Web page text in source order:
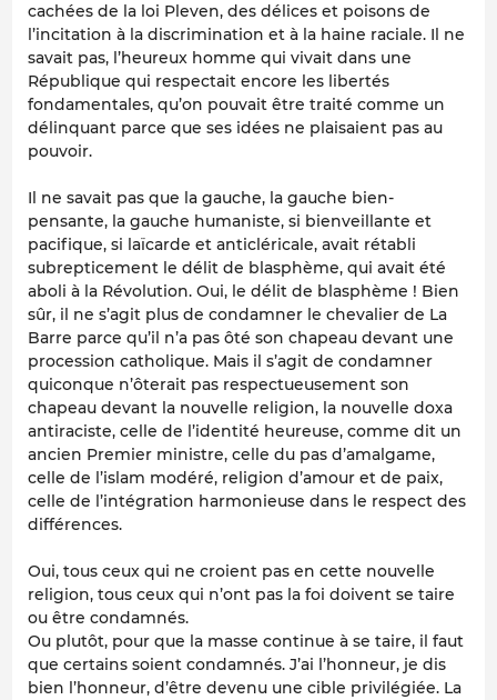
cachées de la loi Pleven, des délices et poisons de
l’incitation à la discrimination et à la haine raciale. Il ne
savait pas, l’heureux homme qui vivait dans une
République qui respectait encore les libertés
fondamentales, qu’on pouvait être traité comme un
délinquant parce que ses idées ne plaisaient pas au
pouvoir.
Il ne savait pas que la gauche, la gauche bien-
pensante, la gauche humaniste, si bienveillante et
pacifique, si laïcarde et anticléricale, avait rétabli
subrepticement le délit de blasphème, qui avait été
aboli à la Révolution. Oui, le délit de blasphème ! Bien
sûr, il ne s’agit plus de condamner le chevalier de La
Barre parce qu’il n’a pas ôté son chapeau devant une
procession catholique. Mais il s’agit de condamner
quiconque n’ôterait pas respectueusement son
chapeau devant la nouvelle religion, la nouvelle doxa
antiraciste, celle de l’identité heureuse, comme dit un
ancien Premier ministre, celle du pas d’amalgame,
celle de l’islam modéré, religion d’amour et de paix,
celle de l’intégration harmonieuse dans le respect des
différences.
Oui, tous ceux qui ne croient pas en cette nouvelle
religion, tous ceux qui n’ont pas la foi doivent se taire
ou être condamnés.
Ou plutôt, pour que la masse continue à se taire, il faut
que certains soient condamnés. J’ai l’honneur, je dis
bien l’honneur, d’être devenu une cible privilégiée. La